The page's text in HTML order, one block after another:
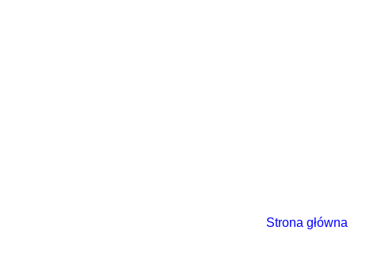
Strona główna